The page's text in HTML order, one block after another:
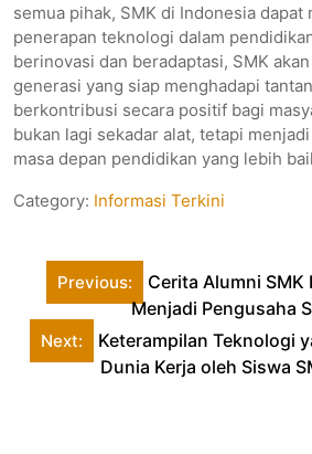
semua pihak, SMK di Indonesia dapat
penerapan teknologi dalam
berinovasi dan beradaptasi, SMK
generasi yang siap menghadapi
berkontribusi secara positif bagi
bukan lagi sekadar alat, tetapi
masa depan pendidikan yang lebih
Category: Informasi Terkini
Post
navigation
Previous:
Cerita Alumni
Menjadi Pengusaha
Next:
Keterampilan Teknologi
Dunia Kerja oleh Siswa